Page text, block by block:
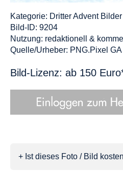
Kategorie: Dritter Advent Bilder
Bild-ID: 9204
Nutzung: redaktionell &
Quelle/Urheber: PNG.Pixel
Bild-Lizenz: ab 150
+ Ist dieses Foto / Bild